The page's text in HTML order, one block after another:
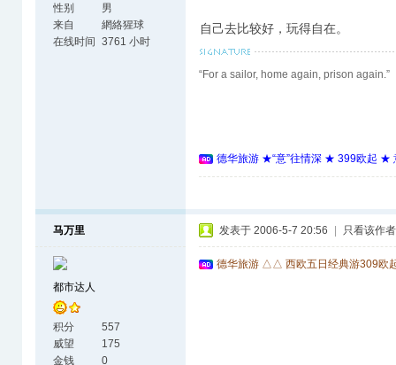
性别
男
来自
網絡猩球
在线时间
3761 小时
自己去比较好，玩得自在。
“For a sailor, home again, prison again.”
德华旅游 ★“意”往情深 ★ 399欧起 ★
马万里
都市达人
积分
557
威望
175
金钱
0
发表于 2006-5-7 20:56 只看该作者
德华旅游 △△ 西欧五日经典游309欧